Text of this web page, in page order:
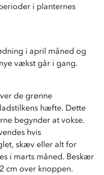
i planternes
i april måned og
vækst går i gang.
de grønne
hæfte. Dette
begynder at vokse.
hvis
skæv eller alt for
i marts måned. Beskær
cm over knoppen.